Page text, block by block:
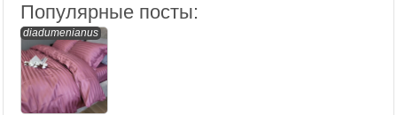
Популярные посты:
diadumenianus